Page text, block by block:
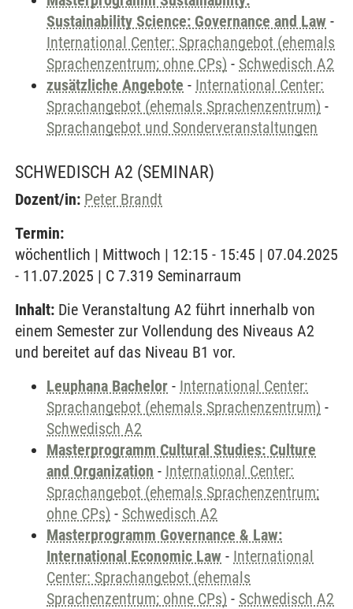
Sustainability Science: Governance and Law -
International Center: Sprachangebot (ehemals
Sprachenzentrum; ohne CPs) - Schwedisch A2
zusätzliche Angebote - International Center:
Sprachangebot (ehemals Sprachenzentrum) -
Sprachangebot und Sonderveranstaltungen
SCHWEDISCH A2 (SEMINAR)
Dozent/in: Peter Brandt
Termin:
wöchentlich | Mittwoch | 12:15 - 15:45 | 07.04.2025
- 11.07.2025 | C 7.319 Seminarraum
Inhalt: Die Veranstaltung A2 führt innerhalb von
einem Semester zur Vollendung des Niveaus A2
und bereitet auf das Niveau B1 vor.
Leuphana Bachelor - International Center:
Sprachangebot (ehemals Sprachenzentrum) -
Schwedisch A2
Masterprogramm Cultural Studies: Culture
and Organization - International Center:
Sprachangebot (ehemals Sprachenzentrum;
ohne CPs) - Schwedisch A2
Masterprogramm Governance & Law:
International Economic Law - International
Center: Sprachangebot (ehemals
Sprachenzentrum; ohne CPs) - Schwedisch A2